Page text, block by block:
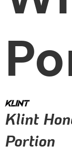
Klint
Portion